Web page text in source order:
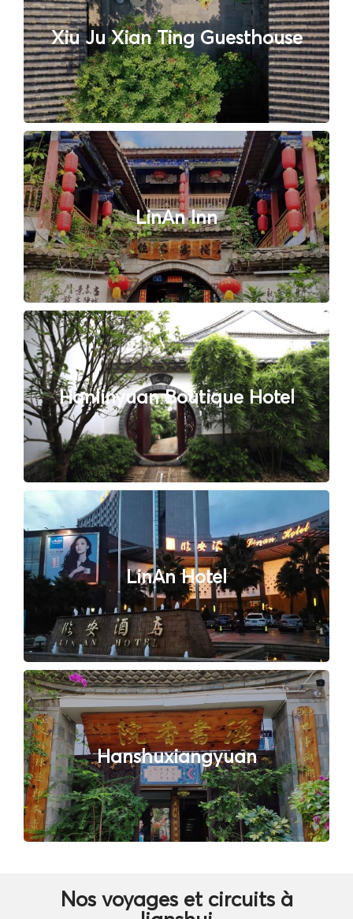
Xiu Ju Xian Ting Guesthouse
LinAn Inn
Hanlinyuan Boutique Hotel
LinAn Hotel
Hanshuxiangyuan
Nos voyages et circuits à